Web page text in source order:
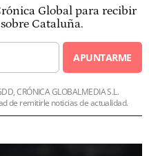
Global para recibir
Cataluña.
APUNTARME
CRÓNICA GLOBALMEDIA S.L.
de remitirle noticias de actualidad.